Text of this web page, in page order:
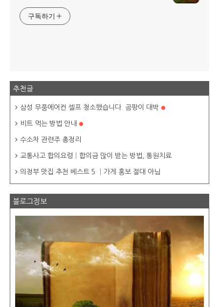
구독하기
추천글
삼성 무풍에어컨 셀프 청소했습니다. 곰팡이 대박
비트 먹는 방법 안내
수소차 관련주 총정리
교통사고 합의요령│합의금 많이 받는 방법, 통원치료
의정부 맛집 추천 베스트 5 │가게 홍보 절대 아님
블로그정보